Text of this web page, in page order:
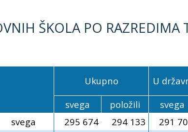
ŠKOLA PO RAZREDIMA
Ukupno U
svega
položili svega
svega 295 674 294 133 291